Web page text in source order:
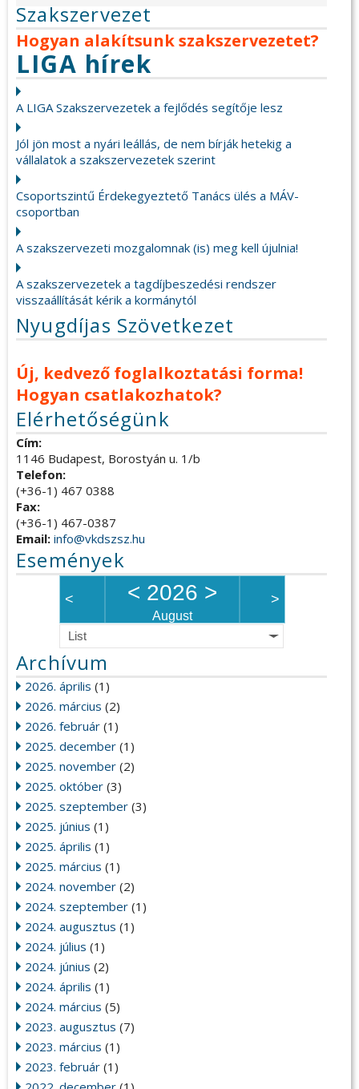
Szakszervezet
Hogyan alakítsunk szakszervezetet?
LIGA hírek
A LIGA Szakszervezetek a fejlődés segítője lesz
Jól jön most a nyári leállás, de nem bírják hetekig a
vállalatok a szakszervezetek szerint
Csoportszintű Érdekegyeztető Tanács ülés a MÁV-
csoportban
A szakszervezeti mozgalomnak (is) meg kell újulnia!
A szakszervezetek a tagdíjbeszedési rendszer
visszaállítását kérik a kormánytól
Nyugdíjas Szövetkezet
Új, kedvező foglalkoztatási forma!
Hogyan csatlakozhatok?
Elérhetőségünk
Cím:
1146 Budapest, Borostyán u. 1/b
Telefon:
(+36-1) 467 0388
Fax:
(+36-1) 467-0387
Email: info@vkdszsz.hu
Események
< < 2026 >
August
>
List
Archívum
2026. április (1)
2026. március (2)
2026. február (1)
2025. december (1)
2025. november (2)
2025. október (3)
2025. szeptember (3)
2025. június (1)
2025. április (1)
2025. március (1)
2024. november (2)
2024. szeptember (1)
2024. augusztus (1)
2024. július (1)
2024. június (2)
2024. április (1)
2024. március (5)
2023. augusztus (7)
2023. március (1)
2023. február (1)